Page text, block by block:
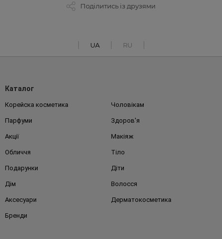
Поділитись із друзями
UA RU
Каталог
Корейска косметика Чоловікам
Парфуми Здоров'я
Акції Макіяж
Обличчя Тіло
Подарунки Діти
Дім Волосся
Аксесуари Дерматокосметика
Бренди